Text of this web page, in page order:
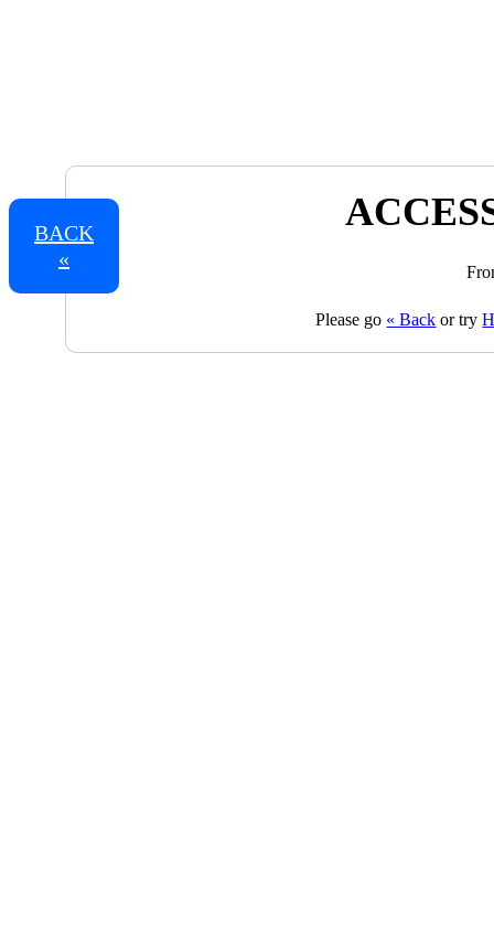
BACK
«
Please go « Back or try